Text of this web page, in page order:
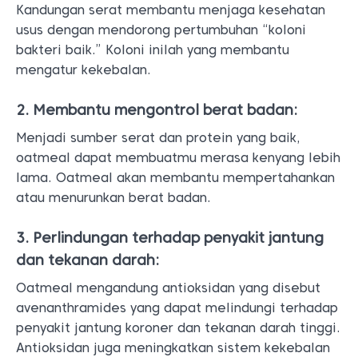
Kandungan serat membantu menjaga kesehatan
usus dengan mendorong pertumbuhan “koloni
bakteri baik.” Koloni inilah yang membantu
mengatur kekebalan.
2. Membantu mengontrol berat badan:
Menjadi sumber serat dan protein yang baik,
oatmeal dapat membuatmu merasa kenyang lebih
lama. Oatmeal akan membantu mempertahankan
atau menurunkan berat badan.
3. Perlindungan terhadap penyakit jantung
dan tekanan darah:
Oatmeal mengandung antioksidan yang disebut
avenanthramides yang dapat melindungi terhadap
penyakit jantung koroner dan tekanan darah tinggi.
Antioksidan juga meningkatkan sistem kekebalan